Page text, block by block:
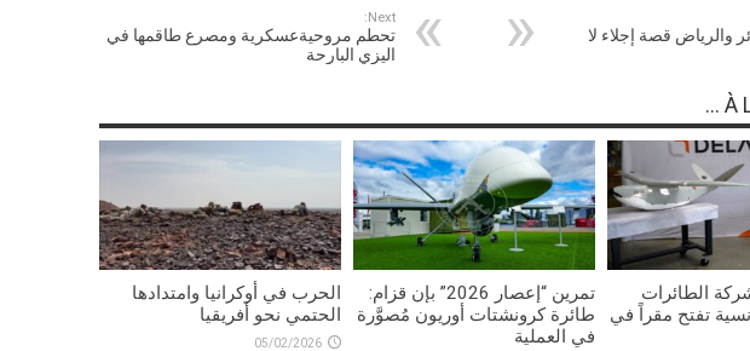
والرياض قصة إجلاء لا
Next:
تحطم مروحيةعسكرية ومصرع طاقمها في
اليزي البارحة
À
الطائرات
تفتح مقراً في
تمرين “إعصار 2026” بإن قزام:
طائرة كرونشتات أوريون مُصوَّرة
في العملية
الحرب في أوكرانيا وامتدادها
الحتمي نحو أفريقيا
05/02/2026